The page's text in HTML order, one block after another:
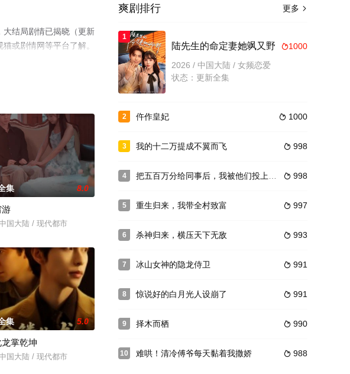
结局剧情已揭晓（更新
或剧情网等平台了解。
的故事。本剧通过一个来自丽江的女孩
集 8.0
国大陆 / 现代都市
集 5.0
掌乾坤
国大陆 / 现代都市
更多 
爽剧排行
1
1000
陆先生的命定妻她飒又野
2026 / 中国大陆 / 女频恋爱
状态：更新全集
2  1000
仵作皇妃
3  998
我的十二万提成不翼而飞
4  998
把五百万分给同事后，我被他们投上裁员名单
5  997
重生归来，我带全村致富
6  993
杀神归来，横压天下无敌
7  991
冰山女神的隐龙侍卫
8  991
惊说好的白月光人设崩了
9  990
择木而栖
10  988
难哄！清冷傅爷每天黏着我撒娇